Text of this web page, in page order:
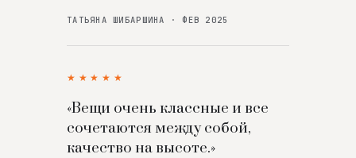
ТАТЬЯНА ШИБАРШИНА · ФЕВ 2025
★★★★★
«Вещи очень классные и все
сочетаются между собой,
качество на высоте.»